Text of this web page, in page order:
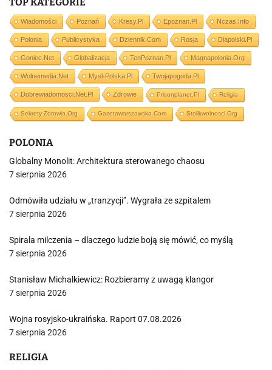
Wiadomości Poznań Kresy.pl Epoznan.pl Nczas.info
Polonia Publicystyka Dziennik.com Rosja Dlapolski.pl
Goniec.net Globalizacja TenPoznan.pl Magnapolonia.org
Wolnemedia.net Mysl-Polska.pl Twojapogoda.pl
Dobrewiadomosci.net.pl Zdrowie Prisonplanet.pl Religia
Sekrety-Zdrowia.org Gazetawarszawska.com Stolikwolnosci.org
POLONIA
Globalny Monolit: Architektura sterowanego chaosu
7 sierpnia 2026
Odmówiła udziału w „tranzycji”. Wygrała ze szpitalem
7 sierpnia 2026
Spirala milczenia – dlaczego ludzie boją się mówić, co myślą
7 sierpnia 2026
Stanisław Michalkiewicz: Rozbieramy z uwagą klangor
7 sierpnia 2026
Wojna rosyjsko-ukraińska. Raport 07.08.2026
7 sierpnia 2026
RELIGIA